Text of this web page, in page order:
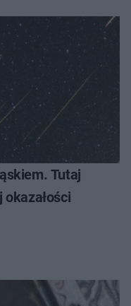
Tutaj
okazałości